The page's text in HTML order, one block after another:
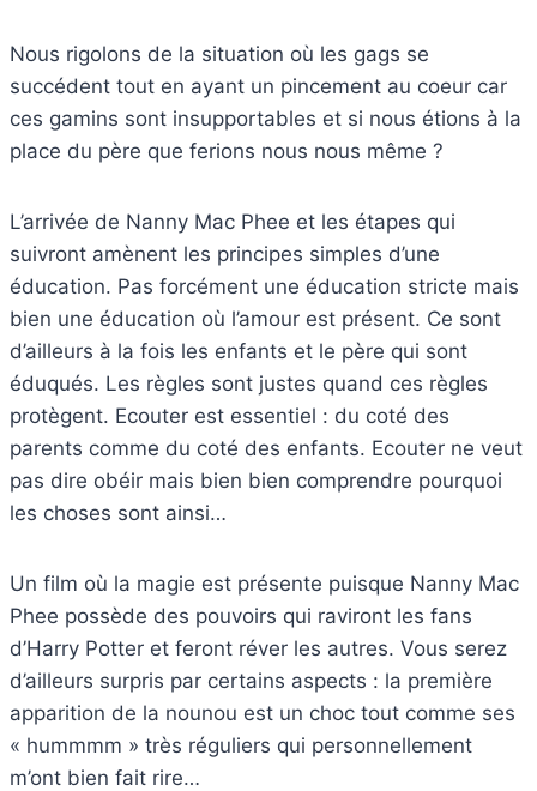
Nous rigolons de la situation où les gags se
succédent tout en ayant un pincement au coeur car
ces gamins sont insupportables et si nous étions à la
place du père que ferions nous nous même ?
L’arrivée de Nanny Mac Phee et les étapes qui
suivront amènent les principes simples d’une
éducation. Pas forcément une éducation stricte mais
bien une éducation où l’amour est présent. Ce sont
d’ailleurs à la fois les enfants et le père qui sont
éduqués. Les règles sont justes quand ces règles
protègent. Ecouter est essentiel : du coté des
parents comme du coté des enfants. Ecouter ne veut
pas dire obéir mais bien bien comprendre pourquoi
les choses sont ainsi…
Un film où la magie est présente puisque Nanny Mac
Phee possède des pouvoirs qui raviront les fans
d’Harry Potter et feront réver les autres. Vous serez
d’ailleurs surpris par certains aspects : la première
apparition de la nounou est un choc tout comme ses
« hummmm » très réguliers qui personnellement
m’ont bien fait rire…